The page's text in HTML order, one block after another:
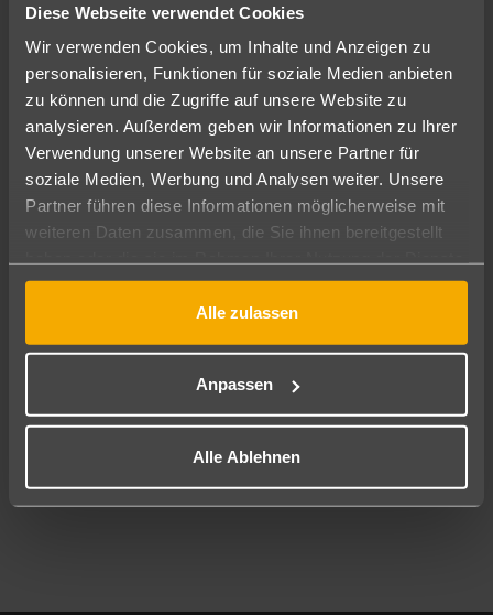
Diese Webseite verwendet Cookies
Wir verwenden Cookies, um Inhalte und Anzeigen zu
personalisieren, Funktionen für soziale Medien anbieten
zu können und die Zugriffe auf unsere Website zu
analysieren. Außerdem geben wir Informationen zu Ihrer
Verwendung unserer Website an unsere Partner für
soziale Medien, Werbung und Analysen weiter. Unsere
Partner führen diese Informationen möglicherweise mit
weiteren Daten zusammen, die Sie ihnen bereitgestellt
gesammelt haben.
Alle zulassen
Anpassen
Alle Ablehnen
Angebote filtern
Ändere die Kriterien nach deinen Wünschen
Pauschal Nur Hotel
Abflughafen
Reisezeitraum
10.08.26–08.08.27 7-21 Nächte
2 Erwachsene Keine Kinder